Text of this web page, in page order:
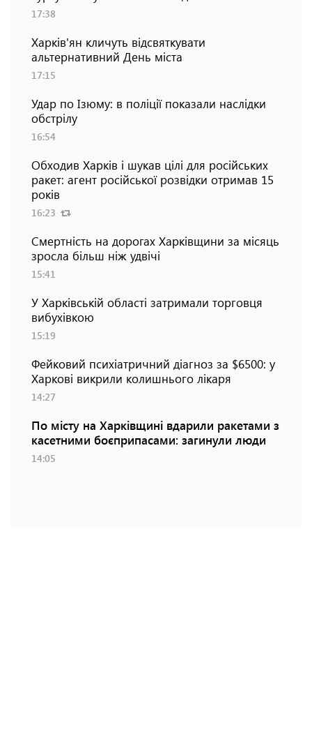
17:38
Харків'ян кличуть відсвяткувати
альтернативний День міста
17:15
Удар по Ізюму: в поліції показали наслідки
обстрілу
16:54
Обходив Харків і шукав цілі для російських
ракет: агент російської розвідки отримав 15
років
16:23
Смертність на дорогах Харківщини за місяць
зросла більш ніж удвічі
15:41
У Харківській області затримали торговця
вибухівкою
15:19
Фейковий психіатричний діагноз за $6500: у
Харкові викрили колишнього лікаря
14:27
По місту на Харківщині вдарили ракетами з
касетними боєприпасами: загинули люди
14:05